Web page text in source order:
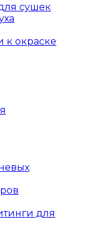
сушек
к окраске
для